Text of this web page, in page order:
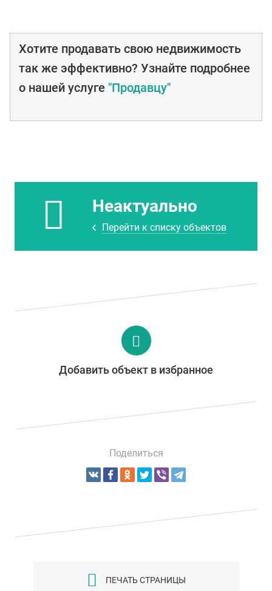
Хотите продавать свою недвижимость
так же эффективно? Узнайте подробнее
о нашей услуге "Продавцу"
Неактуально
Перейти к списку объектов
Добавить объект в избранное
Поделиться
ПЕЧАТЬ СТРАНИЦЫ